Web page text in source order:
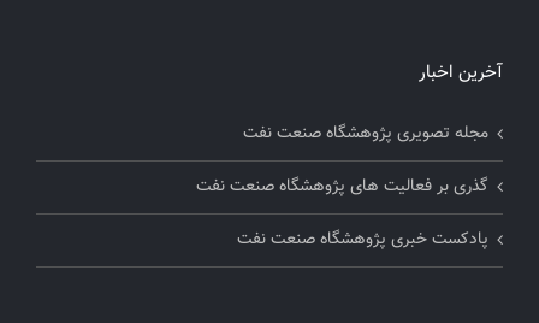
آخرین اخبار
مجله تصویری پژوهشگاه صنعت نفت
گذری بر فعالیت های پژوهشگاه صنعت نفت
پادکست خبری پژوهشگاه صنعت نفت